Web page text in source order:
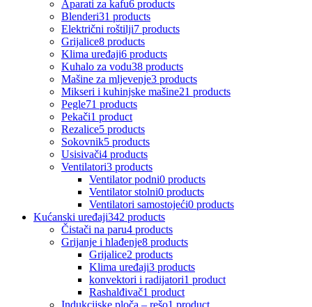
Aparati za kafu6 products
Blenderi31 products
Električni roštilji7 products
Grijalice8 products
Klima uređaji6 products
Kuhalo za vodu38 products
Mašine za mljevenje3 products
Mikseri i kuhinjske mašine21 products
Pegle71 products
Pekači1 product
Rezalice5 products
Sokovnik5 products
Usisivači4 products
Ventilatori3 products
Ventilator podni0 products
Ventilator stolni0 products
Ventilatori samostojeći0 products
Kućanski uređaji342 products
Čistači na paru4 products
Grijanje i hlađenje8 products
Grijalice2 products
Klima uređaji3 products
konvektori i radijatori1 product
Rashalđivač1 product
Indukcijske ploča – rešo1 product